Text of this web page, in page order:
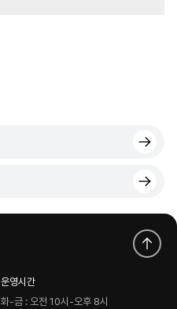
운영시간
화-금 : 오전 10시-오후 8시